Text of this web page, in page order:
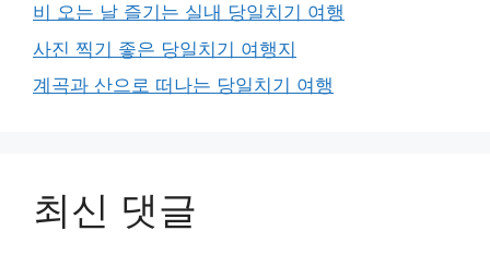
비 오는 날 즐기는 실내 당일치기 여행
사진 찍기 좋은 당일치기 여행지
계곡과 산으로 떠나는 당일치기 여행
최신 댓글